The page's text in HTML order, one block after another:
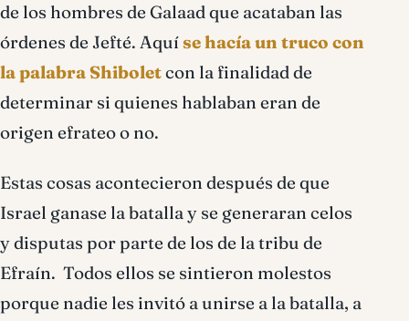
de los hombres de Galaad que acataban las
órdenes de Jefté. Aquíse hacía un truco con
la palabra Shiboletcon la finalidad de
determinar si quienes hablaban eran de
origen efrateo o no.
Estas cosas acontecieron después de que
Israel ganase la batalla y se generaran celos
y disputas por parte de los de la tribu de
Efraín. Todos ellos se sintieron molestos
porque nadie les invitó a unirse a la batalla, a